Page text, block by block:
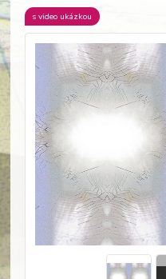
s video ukázkou